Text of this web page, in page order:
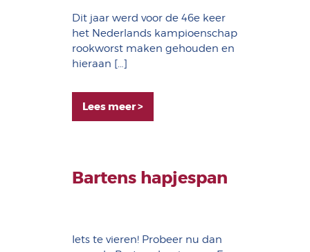
Dit jaar werd voor de 46e keer
het Nederlands kampioenschap
rookworst maken gehouden en
hieraan […]
Lees meer >
Bartens hapjespan
Iets te vieren! Probeer nu dan